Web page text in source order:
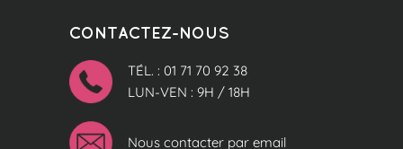
CONTACTEZ-NOUS
TÉL. : 01 71 70 92 38
LUN-VEN : 9H / 18H
Nous contacter par email